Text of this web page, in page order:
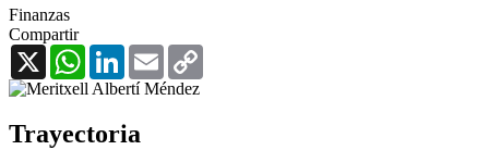
Finanzas
Compartir
X
WhatsAppLinkedInEmail
Trayectoria